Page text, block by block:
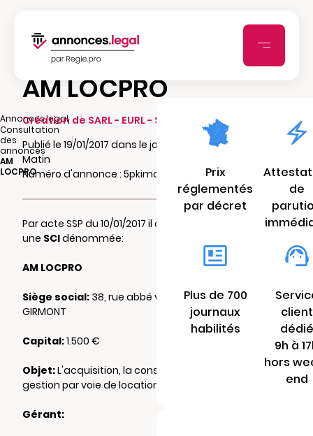
Annonces.legal
|
Consultation
des
annonces
|
AM
LOCPRO
AM LOCPRO
Création de SARL - EURL - SCI - SCA - SCCV
Publié le 19/01/2017 dans le journal Vosges
Matin
Numéro d'annonce : 5pkimckv5v
Par acte SSP du 10/01/2017 il a été constitué
une SCIdénommée:
AM LOCPRO
Siège social: 38, rue abbé vincent 88150
GIRMONT
Capital:1.500 €
Objet:L'acquisition, la construction et la
gestion par voie de location
Gérant:
Prix
réglementés
par décret
de
Plus de 700
journaux
habilités
client
dédié
9h à
hors
end